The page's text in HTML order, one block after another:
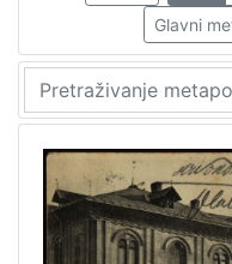
Nakladnička
cjelina
Zagreb na pragu
Zagrebačke
Glavni